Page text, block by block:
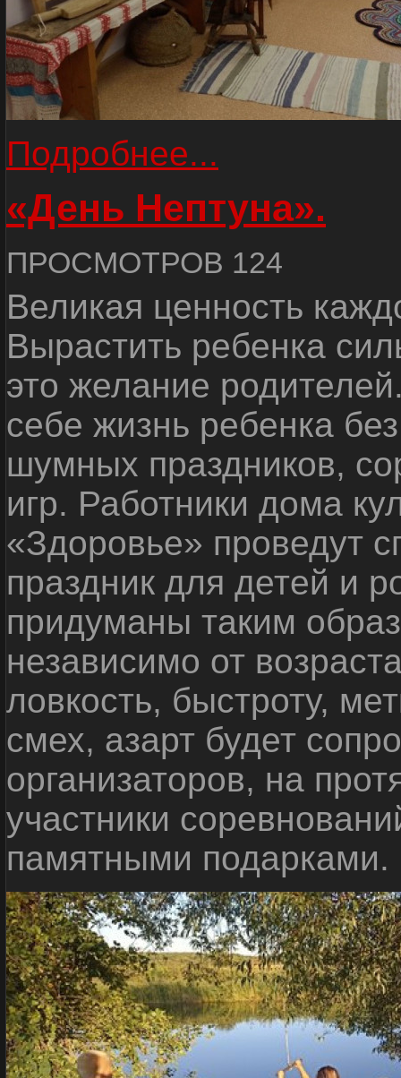
Подробнее...
«День Нептуна».
ПРОСМОТРОВ 124
Великая ценность
Вырастить ребенка
это желание
себе жизнь ребенка
шумных праздников,
игр. Работники дома
«Здоровье» проведут
праздник для детей и
придуманы таким
независимо от
ловкость, быстроту,
смех, азарт будет
организаторов, на
участники
памятными подарками.